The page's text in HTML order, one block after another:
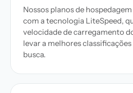
Nossos planos de
com a tecnologia LiteSpeed,
velocidade de carregamento
levar a melhores
busca.